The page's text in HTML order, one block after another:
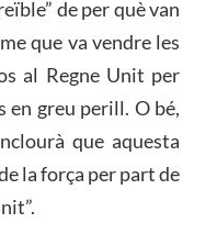
de per què van
que va vendre les
al Regne Unit per
en greu perill. O bé,
que aquesta
la força per part de